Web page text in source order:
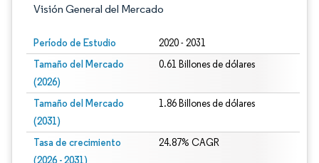
Visión General del Mercado
Período de Estudio 2020 - 2031
Tamaño del Mercado
(2026)
0.61 Billones de dólares
Tamaño del Mercado
(2031)
1.86 Billones de dólares
Tasa de crecimiento
(2026 - 2031)
24.87% CAGR